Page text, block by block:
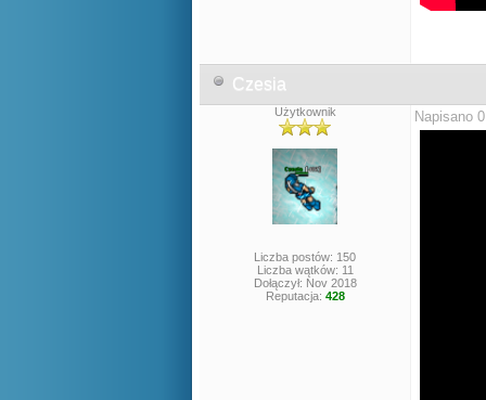
Czesia
Użytkownik
Liczba postów: 150
Liczba wątków: 11
Dołączył: Nov 2018
Reputacja: 428
Napisano